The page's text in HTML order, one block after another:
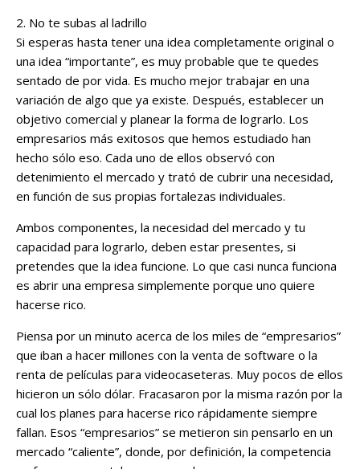
2. No te subas al ladrillo
Si esperas hasta tener una idea completamente original o
una idea “importante”, es muy probable que te quedes
sentado de por vida. Es mucho mejor trabajar en una
variación de algo que ya existe. Después, establecer un
objetivo comercial y planear la forma de lograrlo. Los
empresarios más exitosos que hemos estudiado han
hecho sólo eso. Cada uno de ellos observó con
detenimiento el mercado y trató de cubrir una necesidad,
en función de sus propias fortalezas individuales.
Ambos componentes, la necesidad del mercado y tu
capacidad para lograrlo, deben estar presentes, si
pretendes que la idea funcione. Lo que casi nunca funciona
es abrir una empresa simplemente porque uno quiere
hacerse rico.
Piensa por un minuto acerca de los miles de “empresarios”
que iban a hacer millones con la venta de software o la
renta de películas para videocaseteras. Muy pocos de ellos
hicieron un sólo dólar. Fracasaron por la misma razón por la
cual los planes para hacerse rico rápidamente siempre
fallan. Esos “empresarios” se metieron sin pensarlo en un
mercado “caliente”, donde, por definición, la competencia